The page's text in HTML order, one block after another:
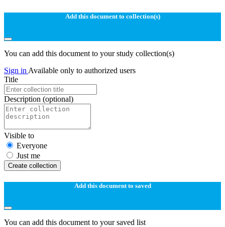
Add this document to collection(s)
You can add this document to your study collection(s)
Sign in Available only to authorized users
Title
Description (optional)
Visible to
Everyone
Just me
Create collection
Add this document to saved
You can add this document to your saved list